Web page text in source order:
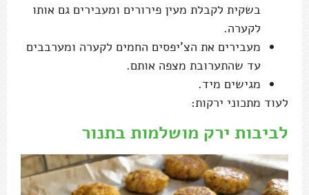
בשקית לקבלת מעין פירורים ומעבירים גם אותו
לקערה.
מעבירים את הצ'יפסים החמים לקערה ומערבבים
עד שהתערובת מצפה אותם.
מגישים מיד.
לעוד מתכוני ירקות:
לביבות ירק מושלמות בתנור